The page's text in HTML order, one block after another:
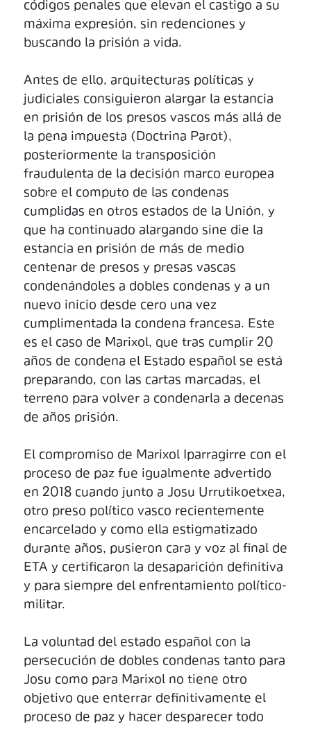
códigos penales que elevan el castigo a su
máxima expresión, sin redenciones y
buscando la prisión a vida.
Antes de ello, arquitecturas políticas y
judiciales consiguieron alargar la estancia
en prisión de los presos vascos más allá de
la pena impuesta (Doctrina Parot),
posteriormente la transposición
fraudulenta de la decisión marco europea
sobre el computo de las condenas
cumplidas en otros estados de la Unión, y
que ha continuado alargando sine die la
estancia en prisión de más de medio
centenar de presos y presas vascas
condenándoles a dobles condenas y a un
nuevo inicio desde cero una vez
cumplimentada la condena francesa. Este
es el caso de Marixol, que tras cumplir 20
años de condena el Estado español se está
preparando, con las cartas marcadas, el
terreno para volver a condenarla a decenas
de años prisión.
El compromiso de Marixol Iparragirre con el
proceso de paz fue igualmente advertido
en 2018 cuando junto a Josu Urrutikoetxea,
otro preso político vasco recientemente
encarcelado y como ella estigmatizado
durante años, pusieron cara y voz al final de
ETA y certificaron la desaparición definitiva
y para siempre del enfrentamiento político-
militar.
La voluntad del estado español con la
persecución de dobles condenas tanto para
Josu como para Marixol no tiene otro
objetivo que enterrar definitivamente el
proceso de paz y hacer desparecer todo